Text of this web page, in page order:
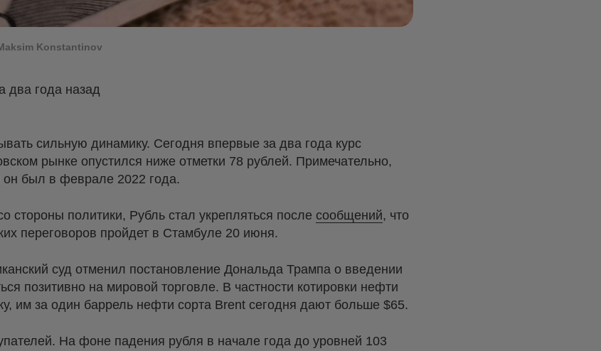
Konstantinov
два года назад
сильную динамику. Сегодня впервые за два года курс
рынке опустился ниже отметки 78 рублей. Примечательно,
был в феврале 2022 года.
стороны политики, Рубль стал укрепляться после сообщений, что
переговоров пройдет в Стамбуле 20 июня.
суд отменил постановление Дональда Трампа о введении
позитивно на мировой торговле. В частности котировки нефти
им за один баррель нефти сорта Brent сегодня дают больше $65.
На фоне падения рубля в начале года до уровней 103